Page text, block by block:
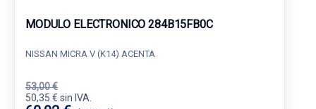
MODULO ELECTRONICO 284B15FB0C
NISSAN MICRA V (K14) ACENTA
53,00 €
50,35 € sin IVA.